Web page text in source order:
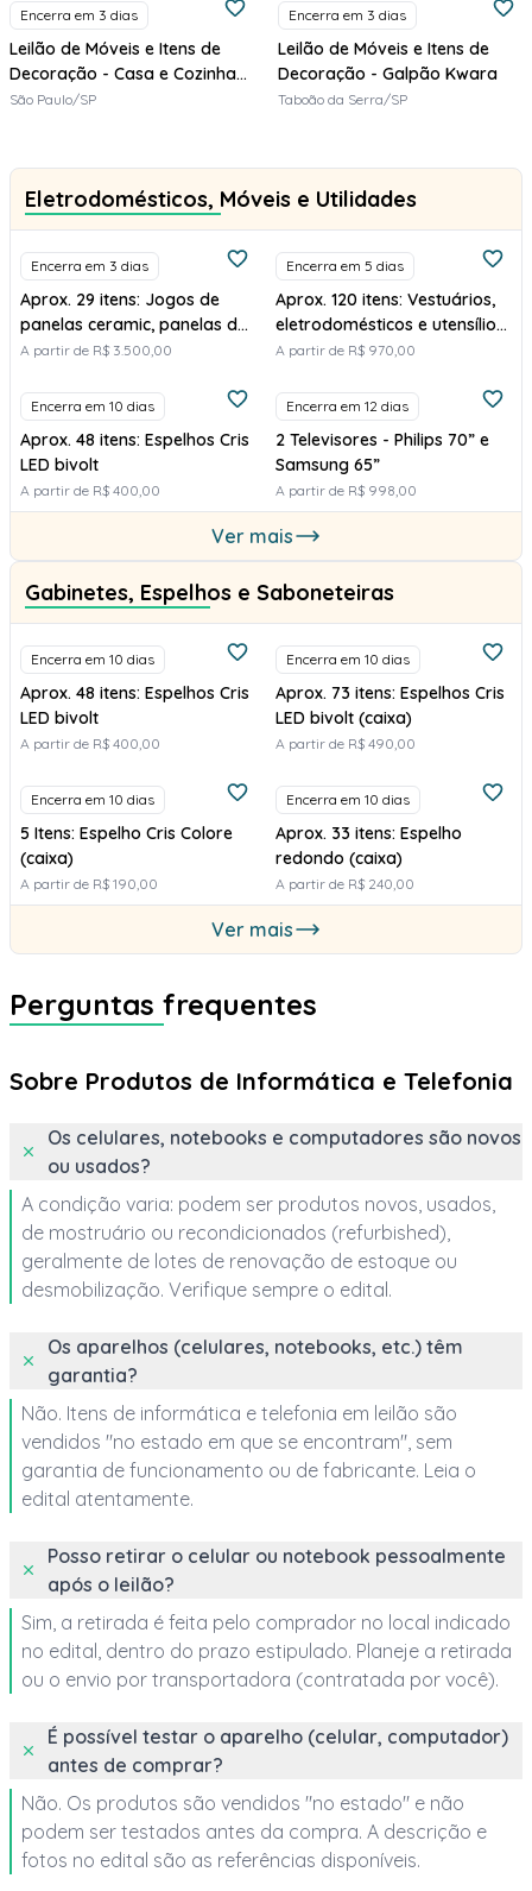
Encerra em 3 dias
Leilão de Móveis e Itens de
Decoração - Casa e Cozinha
Italinea
São Paulo/SP
Encerra em 3 dias
Leilão de Móveis e Itens de
Decoração - Galpão Kwara
Taboão da Serra/SP
Eletrodomésticos, Móveis e Utilidades
Encerra em 3 dias
Aprox. 29 itens: Jogos de
panelas ceramic, panelas de
pressão, chaleira
A partir de R$ 3.500,00
Encerra em 5 dias
Aprox. 120 itens: Vestuários,
eletrodomésticos e utensílios
domésticos
A partir de R$ 970,00
Encerra em 10 dias
Aprox. 48 itens: Espelhos Cris
LED bivolt
A partir de R$ 400,00
Encerra em 12 dias
2 Televisores - Philips 70” e
Samsung 65”
A partir de R$ 998,00
Ver mais
Gabinetes, Espelhos e Saboneteiras
Encerra em 10 dias
Aprox. 48 itens: Espelhos Cris
LED bivolt
A partir de R$ 400,00
Encerra em 10 dias
Aprox. 73 itens: Espelhos Cris
LED bivolt (caixa)
A partir de R$ 490,00
Encerra em 10 dias
5 Itens: Espelho Cris Colore
(caixa)
A partir de R$ 190,00
Encerra em 10 dias
Aprox. 33 itens: Espelho
redondo (caixa)
A partir de R$ 240,00
Ver mais
Perguntas frequentes
Sobre Produtos de Informática e Telefonia
Os celulares, notebooks e computadores são novos
ou usados?
A condição varia: podem ser produtos novos, usados,
de mostruário ou recondicionados (refurbished),
geralmente de lotes de renovação de estoque ou
desmobilização. Verifique sempre o edital.
Os aparelhos (celulares, notebooks, etc.) têm
garantia?
Não. Itens de informática e telefonia em leilão são
vendidos "no estado em que se encontram", sem
garantia de funcionamento ou de fabricante. Leia o
edital atentamente.
Posso retirar o celular ou notebook pessoalmente
após o leilão?
Sim, a retirada é feita pelo comprador no local indicado
no edital, dentro do prazo estipulado. Planeje a retirada
ou o envio por transportadora (contratada por você).
É possível testar o aparelho (celular, computador)
antes de comprar?
Não. Os produtos são vendidos "no estado" e não
podem ser testados antes da compra. A descrição e
fotos no edital são as referências disponíveis.